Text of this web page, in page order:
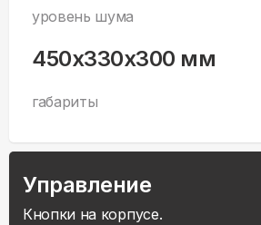
уровень шума
450x330x300 мм
габариты
Управление
Кнопки на корпусе.